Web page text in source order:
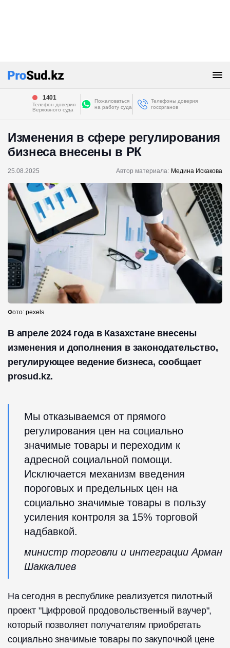
1401
Телефон доверия
Верховного суда
Пожаловаться
на работу суда
Телефоны доверия
госорганов
Изменения в сфере регулирования
бизнеса внесены в РК
25.08.2025 Автор материала: Медина Искакова
Фото: pexels
В апреле 2024 года в Казахстане внесены
изменения и дополнения в законодательство,
регулирующее ведение бизнеса, сообщает
prosud.kz.
Мы отказываемся от прямого
регулирования цен на социально
значимые товары и переходим к
адресной социальной помощи.
Исключается механизм введения
пороговых и предельных цен на
социально значимые товары в пользу
усиления контроля за 15% торговой
надбавкой.
министр торговли и интеграции Арман
Шаккалиев
На сегодня в республике реализуется пилотный
проект "Цифровой продовольственный ваучер",
который позволяет получателям приобретать
социально значимые товары по закупочной цене